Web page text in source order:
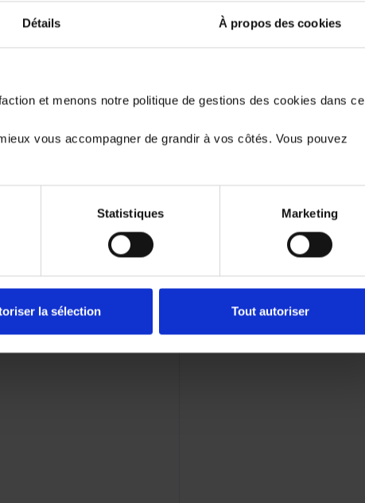
Détails À propos des cookies
et menons notre politique de gestions des cookies dans ce
vous accompagner de grandir à vos côtés. Vous pouvez
Statistiques Marketing
la sélection Tout autoriser
Infinity km